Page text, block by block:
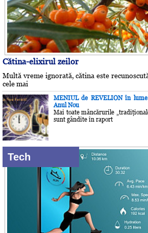
Cătina-elixirul zeilor
Multă vreme ignorată, cătina este
cele mai
MENIUL de REVELION în
Anul Nou
Mai toate mâncărurile
sunt gândite în raport
Tech